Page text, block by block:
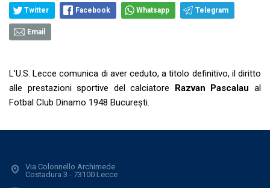
Twitter Facebook Whatsapp Telegram
Email
L’U.S. Lecce comunica di aver ceduto, a titolo definitivo, il diritto
alle prestazioni sportive del calciatore Razvan Pascalau al
Fotbal Club Dinamo 1948 București.
Via Colonnello Archimede
Costadura 3 - 73100 Lecce